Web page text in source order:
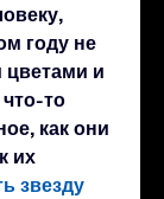
году не
цветами и
то
как они
их
звезду